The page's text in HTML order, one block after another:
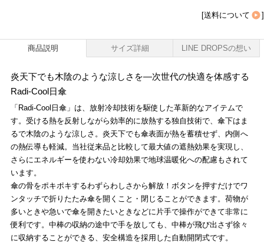
[送料について ]
商品説明 サイズ詳細 LINE DROPSの想い
炎天下でも木陰のような涼しさを―次世代の快適を体感する
Radi-Cool日傘
「Radi-Cool日傘」は、放射冷却技術を駆使した革新的なアイテムで
す。受ける熱を反射しながら効率的に放熱する独自技術で、傘下はま
るで木陰のような涼しさ。炎天下でも傘表面が熱を蓄積せず、内側へ
の熱伝導も軽減。当社従来品と比較して最大値の遮熱効果を実現し、
さらにエネルギーを使わない冷却効果で地球温暖化への配慮もされて
います。
傘の骨をポキポキするわずらわしさから解放！ボタンを押すだけでワ
ンタッチで折りたたみ傘を開くこと・閉じることができます。荷物が
多いときや急いで傘を開きたいときなどに片手で操作ができて非常に
便利です。中棒の収納の途中で手を放しても、中棒が飛び出さず徐々
に収納することができる、安全構造を採用した自動開閉式です。